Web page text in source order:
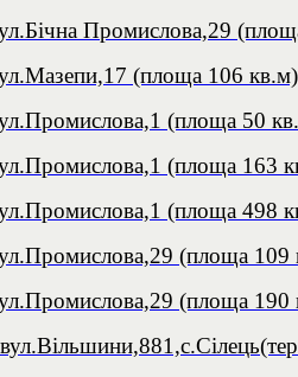
Промислова,29
(площа 106 кв.м)
(площа 50
(площа 163
(площа 498
(площа 109
(площа 190